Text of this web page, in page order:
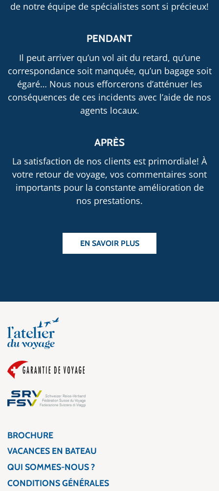
de notre équipe de spécialistes sont si précieux!
PENDANT
Il peut arriver qu’un vol ait du retard, qu’une
correspondance soit manquée, qu’un bagage soit
égaré… Nous nous efforcerons d’atténuer les
conséquences de ces incidents avec l’aide de nos
agents locaux.
APRÈS
La satisfaction de nos clients est primordiale! À
votre retour de voyage, vos commentaires sont
importants pour la constante amélioration de
nos prestations.
EN SAVOIR PLUS
BROCHURE
VACANCES EN BATEAU
QUI SOMMES-NOUS ?
CONDITIONS GÉNÉRALES